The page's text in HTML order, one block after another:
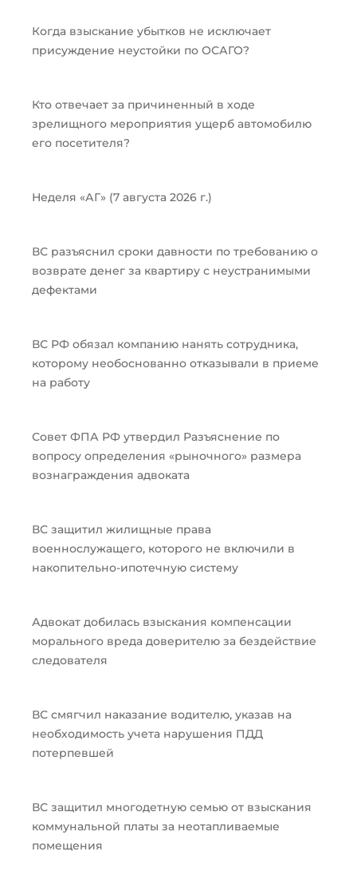
Когда взыскание убытков не исключает
присуждение неустойки по ОСАГО?
Кто отвечает за причиненный в ходе
зрелищного мероприятия ущерб автомобилю
его посетителя?
Неделя «АГ» (7 августа 2026 г.)
ВС разъяснил сроки давности по требованию о
возврате денег за квартиру с неустранимыми
дефектами
ВС РФ обязал компанию нанять сотрудника,
которому необоснованно отказывали в приеме
на работу
Совет ФПА РФ утвердил Разъяснение по
вопросу определения «рыночного» размера
вознаграждения адвоката
ВС защитил жилищные права
военнослужащего, которого не включили в
накопительно-ипотечную систему
Адвокат добилась взыскания компенсации
морального вреда доверителю за бездействие
следователя
ВС смягчил наказание водителю, указав на
необходимость учета нарушения ПДД
потерпевшей
ВС защитил многодетную семью от взыскания
коммунальной платы за неотапливаемые
помещения